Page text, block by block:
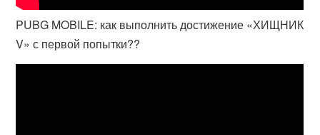
PUBG MOBILE: как выполнить достижение «ХИЩНИК
V» с первой попытки??